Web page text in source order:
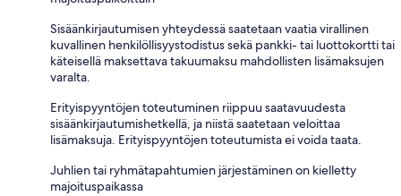
Sisäänkirjautumisen yhteydessä saatetaan vaatia virallinen
kuvallinen henkilöllisyystodistus sekä pankki- tai luottokortti tai
käteisellä maksettava takuumaksu mahdollisten lisämaksujen
varalta.
Erityispyyntöjen toteutuminen riippuu saatavuudesta
sisäänkirjautumishetkellä, ja niistä saatetaan veloittaa
lisämaksuja. Erityispyyntöjen toteutumista ei voida taata.
Juhlien tai ryhmätapahtumien järjestäminen on kielletty
majoituspaikassa